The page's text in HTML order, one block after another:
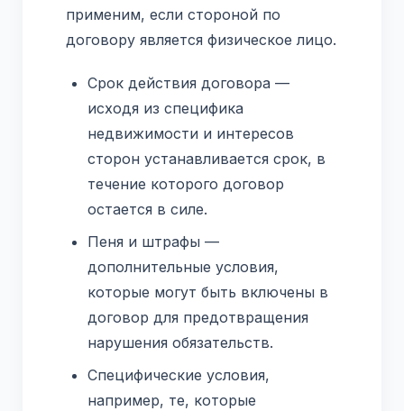
применим, если стороной по
договору является физическое лицо.
Срок действия договора —
исходя из специфика
недвижимости и интересов
сторон устанавливается срок, в
течение которого договор
остается в силе.
Пеня и штрафы —
дополнительные условия,
которые могут быть включены в
договор для предотвращения
нарушения обязательств.
Специфические условия,
например, те, которые